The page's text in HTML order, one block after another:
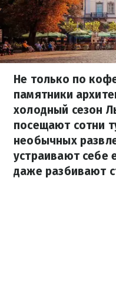
Не только по
памятники
холодный сезон
посещают сотни
необычных
устраивают себе
даже разбивают